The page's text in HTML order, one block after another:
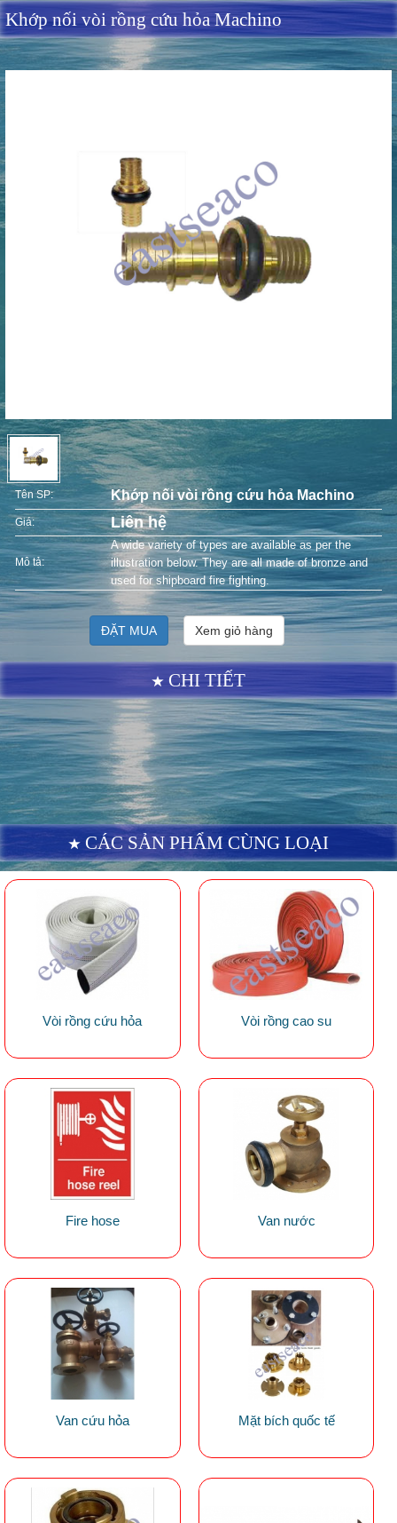
Khớp nối vòi rồng cứu hỏa Machino
Tên SP: Khớp nối vòi rồng cứu hỏa Machino
Giá: Liên hệ
Mô tả:
A wide variety of types are available as per the
illustration below. They are all made of bronze and
used for shipboard fire fighting.
ĐẶT MUA Xem giỏ hàng
CHI TIẾT
CÁC SẢN PHẨM CÙNG LOẠI
Vòi rồng cứu hỏa Vòi rồng cao su
Fire hose Van nước
Van cứu hỏa Mặt bích quốc tế